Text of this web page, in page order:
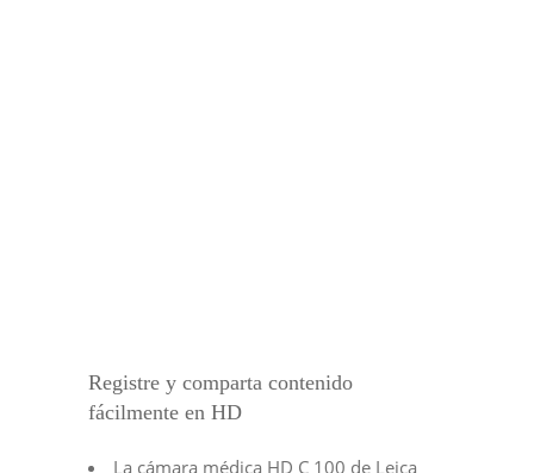
Registre y comparta contenido
fácilmente en HD
La cámara médica HD C 100 de Leica